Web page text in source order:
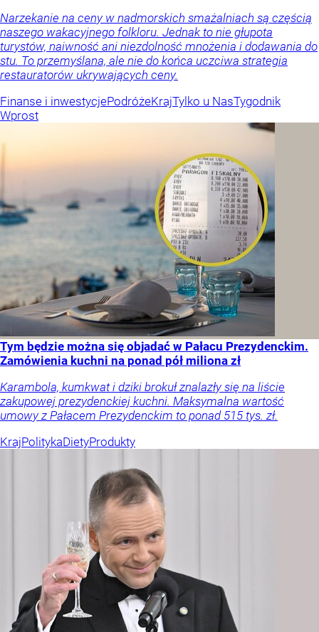
Narzekanie na ceny w nadmorskich smażalniach są częścią
naszego wakacyjnego folkloru. Jednak to nie głupota
turystów, naiwność ani niezdolność mnożenia i dodawania do
stu. To przemyślana, ale nie do końca uczciwa strategia
restauratorów ukrywających ceny.
Finanse i inwestycjePodróżeKrajTylko u NasTygodnik
Wprost
Tym będzie można się objadać w Pałacu Prezydenckim.
Zamówienia kuchni na ponad pół miliona zł
Karambola, kumkwat i dziki brokuł znalazły się na liście
zakupowej prezydenckiej kuchni. Maksymalna wartość
umowy z Pałacem Prezydenckim to ponad 515 tys. zł.
KrajPolitykaDietyProdukty